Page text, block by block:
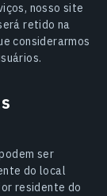
nosso site
retido na
considerarmos
ser
do local
residente do